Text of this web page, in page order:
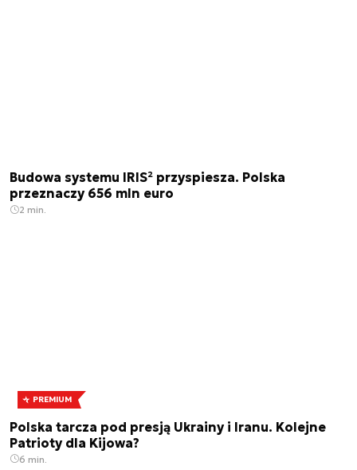
Budowa systemu IRIS² przyspiesza. Polska
przeznaczy 656 mln euro
2 min.
PREMIUM
Polska tarcza pod presją Ukrainy i Iranu. Kolejne
Patrioty dla Kijowa?
6 min.